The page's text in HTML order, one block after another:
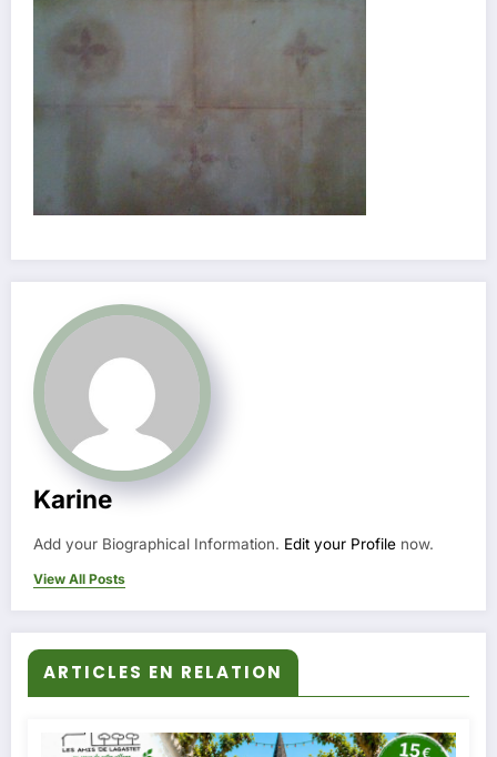
Karine
Add your Biographical Information. Edit your Profile now.
View All Posts
ARTICLES EN RELATION